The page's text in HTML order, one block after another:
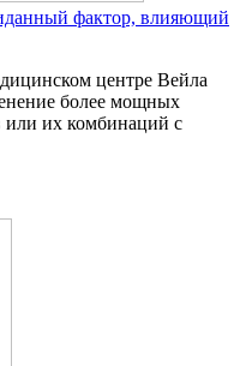
фактор, влияющий
центре Вейла
более мощных
или их комбинаций с